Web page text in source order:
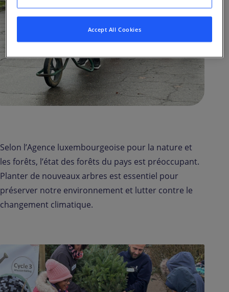
Selon l’Agence luxembourgeoise pour la nature et
les forêts, l’état des forêts du pays est préoccupant.
Planter de nouveaux arbres est essentiel pour
préserver notre environnement et lutter contre le
changement climatique.
Accept All Cookies